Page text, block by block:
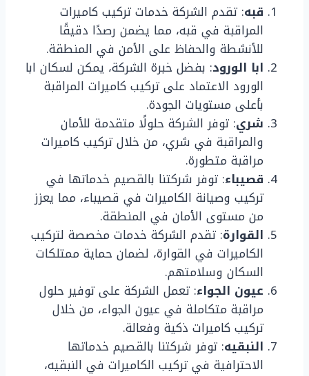
قبه: تقدم الشركة خدمات تركيب كاميرات
المراقبة في قبه، مما يضمن رصدًا دقيقًا
للأنشطة والحفاظ على الأمن في المنطقة.
ابا الورود: بفضل خبرة الشركة، يمكن لسكان ابا
الورود الاعتماد على تركيب كاميرات المراقبة
بأعلى مستويات الجودة.
شري: توفر الشركة حلولًا متقدمة للأمان
والمراقبة في شري، من خلال تركيب كاميرات
مراقبة متطورة.
قصيباء: توفر شركتنا بالقصيم خدماتها في
تركيب وصيانة الكاميرات في قصيباء، مما يعزز
من مستوى الأمان في المنطقة.
القوارة: تقدم الشركة خدمات مخصصة لتركيب
الكاميرات في القوارة، لضمان حماية ممتلكات
السكان وسلامتهم.
عيون الجواء: تعمل الشركة على توفير حلول
مراقبة متكاملة في عيون الجواء، من خلال
تركيب كاميرات ذكية وفعالة.
النبقيه: توفر شركتنا بالقصيم خدماتها
الاحترافية في تركيب الكاميرات في النبقيه،